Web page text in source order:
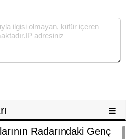
Radarındaki Genç